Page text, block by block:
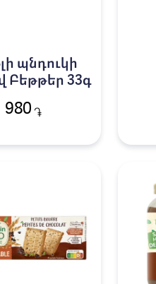
պնդուկի
Բեթթեր 33գ
980 ֏